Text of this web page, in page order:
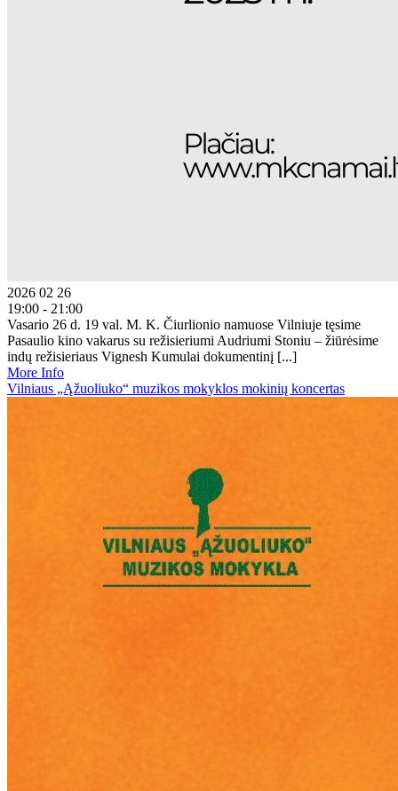
2026 02 26
19:00 - 21:00
Vasario 26 d. 19 val. M. K. Čiurlionio namuose Vilniuje tęsime
Pasaulio kino vakarus su režisieriumi Audriumi Stoniu – žiūrėsime
indų režisieriaus Vignesh Kumulai dokumentinį [...]
More Info
Vilniaus „Ąžuoliuko“ muzikos mokyklos mokinių koncertas